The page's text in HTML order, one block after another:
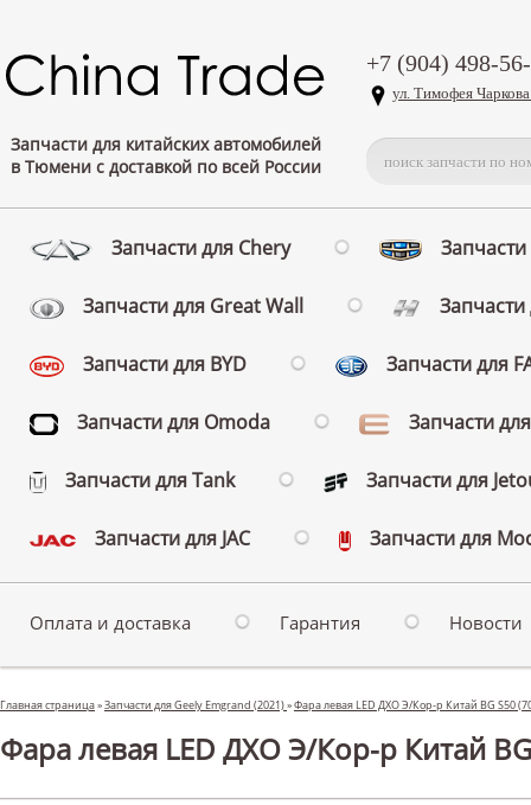
Запчасти для китайских автомобилей
в Тюмени с доставкой по всей России
+7 (904) 498-
ул. Тимофея
Запчасти для Chery
Запчасти для Great Wall
Запчасти для BYD Запчасти для
Запчасти для Omoda Запчасти
Запчасти для Tank Запчасти для
Запчасти для JAC Запчасти для
Оплата и доставка Гарантия Новости
Главная страница»Запчасти для Geely Emgrand (2021)»Фара левая LED ДХО Э/Кор-р Китай BG S50
Фара левая LED ДХО Э/Кор-р Китай